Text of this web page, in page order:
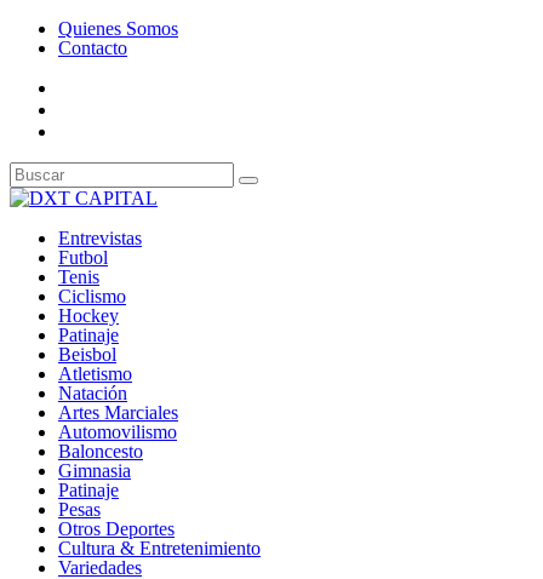
Quienes Somos
Contacto
Entrevistas
Futbol
Tenis
Ciclismo
Hockey
Patinaje
Beisbol
Atletismo
Natación
Artes Marciales
Automovilismo
Baloncesto
Gimnasia
Patinaje
Pesas
Otros Deportes
Cultura & Entretenimiento
Variedades